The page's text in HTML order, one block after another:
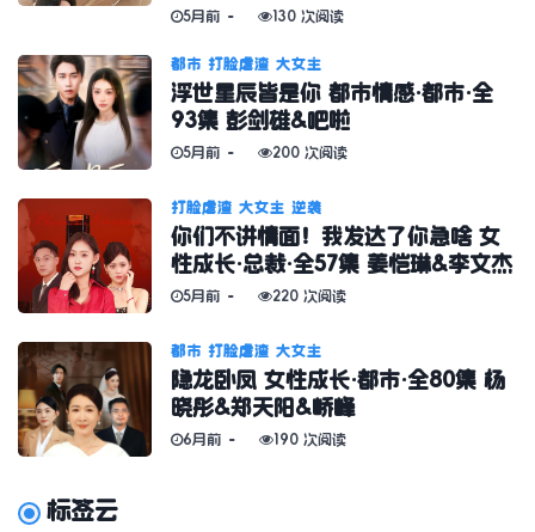
5月前 130 次阅读
都市 打脸虐渣 大女主
浮世星辰皆是你 都市情感·都市·全
93集 彭剑雄&吧啦
5月前 200 次阅读
打脸虐渣 大女主 逆袭
你们不讲情面！我发达了你急啥 女
性成长·总裁·全57集 姜恺琳&李文杰
5月前 220 次阅读
都市 打脸虐渣 大女主
隐龙卧凤 女性成长·都市·全80集 杨
晓彤&郑天阳&峤峰
6月前 190 次阅读
标签云